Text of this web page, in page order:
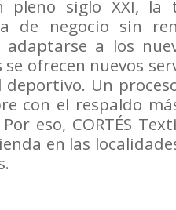
pleno siglo XXI, la
de negocio sin
a los
ofrecen nuevos
Un
con el respaldo
eso, CORTÉS
en las